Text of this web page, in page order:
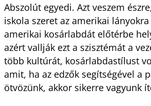
Abszolút egyedi. Azt veszem
iskola szeret az amerikai
amerikai kosárlabdát előtérbe
azért vallják ezt a szisztémát a
több kultúrát, kosárlabdastílust
amit, ha az edzők segítségével a
ötvözünk, akkor sikerre vagyunk